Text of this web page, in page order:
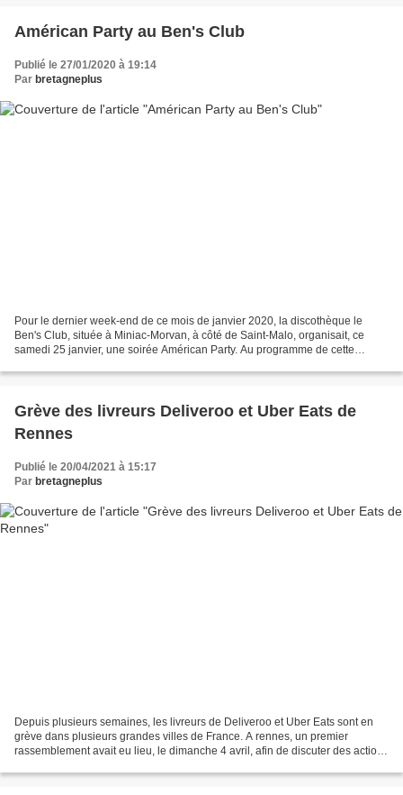
Américan Party au Ben's Club
Publié le 27/01/2020 à 19:14
Par bretagneplus
Pour le dernier week-end de ce mois de janvier 2020, la discothèque le
Ben's Club, située à Miniac-Morvan, à côté de Saint-Malo, organisait, ce
samedi 25 janvier, une soirée Américan Party. Au programme de cette
Grève des livreurs Deliveroo et Uber Eats de
Rennes
Publié le 20/04/2021 à 15:17
Par bretagneplus
Depuis plusieurs semaines, les livreurs de Deliveroo et Uber Eats sont en
grève dans plusieurs grandes villes de France. A rennes, un premier
rassemblement avait eu lieu, le dimanche 4 avril, afin de discuter des actions